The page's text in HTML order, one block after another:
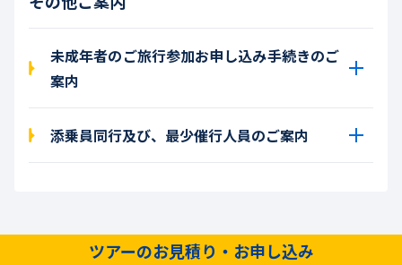
未成年者のご旅行参加お申し込み手続きのご
案内
添乗員同行及び、最少催行人員のご案内
ツアーのお見積り・お申し込み